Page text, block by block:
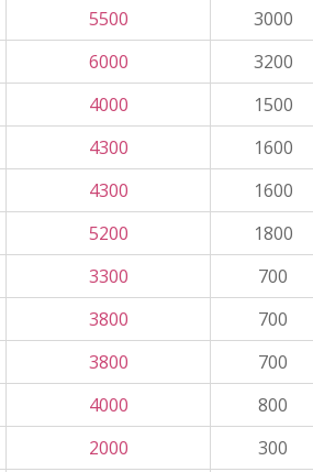
5500
3000
6000
3200
4000
1500
4300
1600
4300
1600
5200
1800
3300
700
3800
700
3800
700
4000
800
2000
300